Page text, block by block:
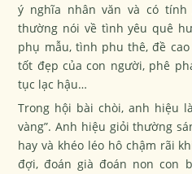
ý nghĩa nhân văn và có tính
thường nói về tình yêu quê
phụ mẫu, tình phu thê, đề
tốt đẹp của con người, phê
tục lạc hậu…
Trong hội bài chòi, anh hiệu
vàng”. Anh hiệu giỏi thường
hay và khéo léo hô chậm rãi
đợi, đoán già đoán non con